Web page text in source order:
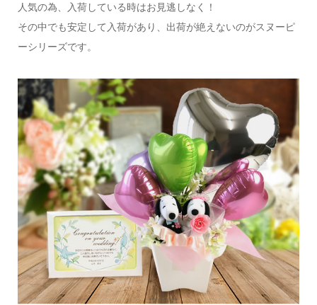
人気の為、入荷している時はお見逃しなく！
その中でも安定して入荷があり、出荷が絶えないのがスヌーピ
ーシリーズです。